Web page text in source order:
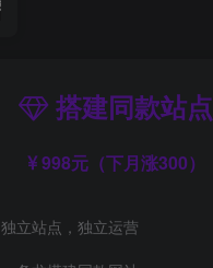
搭建同款站点
998元（下月涨300）
独立站点，独立运营